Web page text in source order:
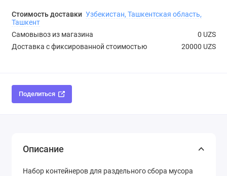
Стоимость доставки Узбекистан, Ташкентская область,
Ташкент
Самовывоз из магазина
0 UZS
Доставка с фиксированной стоимостью
20000 UZS
Поделиться
Описание
Набор контейнеров для раздельного сбора мусора